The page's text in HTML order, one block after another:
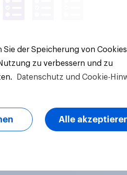
der Speicherung von
zu verbessern und zu
Datenschutz und Cookie-
Alle